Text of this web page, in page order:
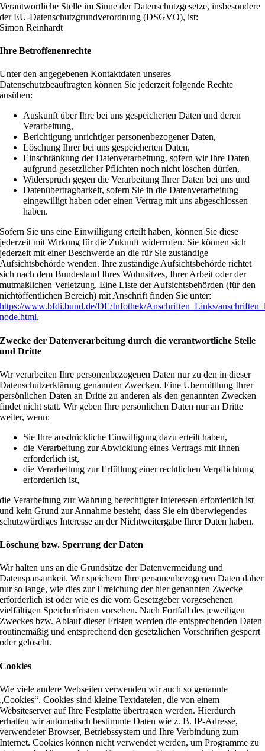
Verantwortliche Stelle im Sinne der Datenschutzgesetze, insbesondere
der EU-Datenschutzgrundverordnung (DSGVO), ist:
Simon Reinhardt
Ihre Betroffenenrechte
Unter den angegebenen Kontaktdaten unseres
Datenschutzbeauftragten können Sie jederzeit folgende Rechte
ausüben:
Auskunft über Ihre bei uns gespeicherten Daten und deren
Verarbeitung,
Berichtigung unrichtiger personenbezogener Daten,
Löschung Ihrer bei uns gespeicherten Daten,
Einschränkung der Datenverarbeitung, sofern wir Ihre Daten
aufgrund gesetzlicher Pflichten noch nicht löschen dürfen,
Widerspruch gegen die Verarbeitung Ihrer Daten bei uns und
Datenübertragbarkeit, sofern Sie in die Datenverarbeitung
eingewilligt haben oder einen Vertrag mit uns abgeschlossen
haben.
Sofern Sie uns eine Einwilligung erteilt haben, können Sie diese
jederzeit mit Wirkung für die Zukunft widerrufen. Sie können sich
jederzeit mit einer Beschwerde an die für Sie zuständige
Aufsichtsbehörde wenden. Ihre zuständige Aufsichtsbehörde richtet
sich nach dem Bundesland Ihres Wohnsitzes, Ihrer Arbeit oder der
mutmaßlichen Verletzung. Eine Liste der Aufsichtsbehörden (für den
nichtöffentlichen Bereich) mit Anschrift finden Sie unter:
https://www.bfdi.bund.de/DE/Infothek/Anschriften_Links/
node.html.
Zwecke der Datenverarbeitung durch die verantwortliche Stelle
und Dritte
Wir verarbeiten Ihre personenbezogenen Daten nur zu den in dieser
Datenschutzerklärung genannten Zwecken. Eine Übermittlung Ihrer
persönlichen Daten an Dritte zu anderen als den genannten Zwecken
findet nicht statt. Wir geben Ihre persönlichen Daten nur an Dritte
weiter, wenn:
Sie Ihre ausdrückliche Einwilligung dazu erteilt haben,
die Verarbeitung zur Abwicklung eines Vertrags mit Ihnen
erforderlich ist,
die Verarbeitung zur Erfüllung einer rechtlichen Verpflichtung
erforderlich ist,
die Verarbeitung zur Wahrung berechtigter Interessen erforderlich ist
und kein Grund zur Annahme besteht, dass Sie ein überwiegendes
schutzwürdiges Interesse an der Nichtweitergabe Ihrer Daten haben.
Löschung bzw. Sperrung der Daten
Wir halten uns an die Grundsätze der Datenvermeidung und
Datensparsamkeit. Wir speichern Ihre personenbezogenen Daten daher
nur so lange, wie dies zur Erreichung der hier genannten Zwecke
erforderlich ist oder wie es die vom Gesetzgeber vorgesehenen
vielfältigen Speicherfristen vorsehen. Nach Fortfall des jeweiligen
Zweckes bzw. Ablauf dieser Fristen werden die entsprechenden Daten
routinemäßig und entsprechend den gesetzlichen Vorschriften gesperrt
oder gelöscht.
Cookies
Wie viele andere Webseiten verwenden wir auch so genannte
„Cookies“. Cookies sind kleine Textdateien, die von einem
Websiteserver auf Ihre Festplatte übertragen werden. Hierdurch
erhalten wir automatisch bestimmte Daten wie z. B. IP-Adresse,
verwendeter Browser, Betriebssystem und Ihre Verbindung zum
Internet. Cookies können nicht verwendet werden, um Programme zu